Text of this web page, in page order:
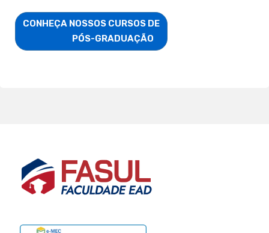
CONHEÇA NOSSOS CURSOS DE
                        PÓS-GRADUAÇÃO